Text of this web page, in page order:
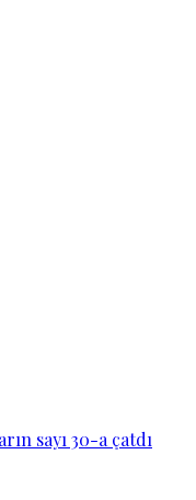
sayı 30-a çatdı